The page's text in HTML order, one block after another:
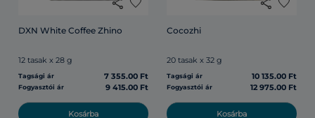
DXN White Coffee Zhino
12 tasak x 28 g
Tagsági ár 7 355.00 Ft
Fogyasztói ár 9 415.00 Ft
Kosárba
Cocozhi
20 tasak x 32 g
Tagsági ár 10 135.00 Ft
Fogyasztói ár 12 975.00 Ft
Kosárba